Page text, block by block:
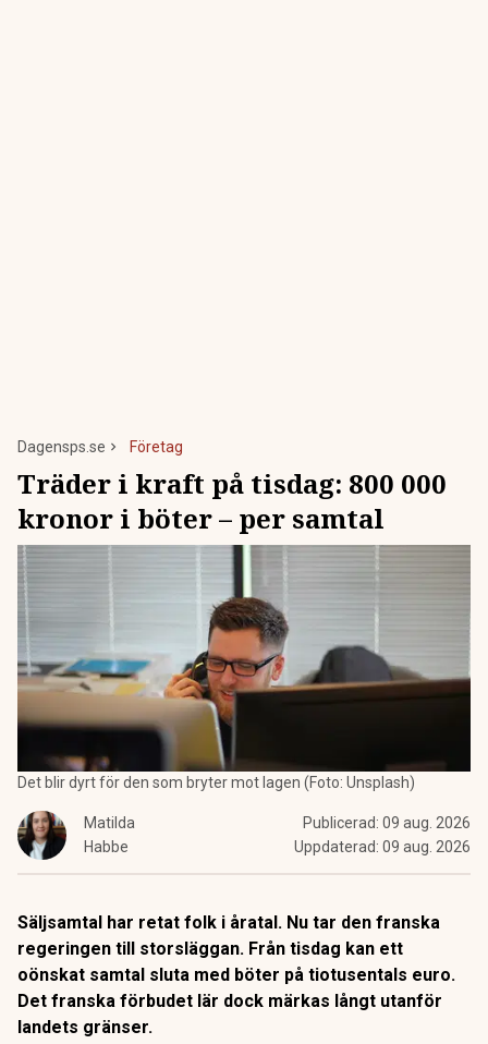
Dagensps.se Företag
Träder i kraft på tisdag: 800 000
kronor i böter – per samtal
Det blir dyrt för den som bryter mot lagen (Foto: Unsplash)
Matilda
Habbe
Publicerad: 09 aug. 2026
Uppdaterad: 09 aug. 2026
Säljsamtal har retat folk i åratal. Nu tar den franska
regeringen till storsläggan. Från tisdag kan ett
oönskat samtal sluta med böter på tiotusentals euro.
Det franska förbudet lär dock märkas långt utanför
landets gränser.